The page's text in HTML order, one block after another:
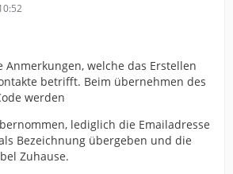
Anmerkungen, welche das Erstellen
betrifft. Beim übernehmen des
werden
lediglich die Emailadresse
Bezeichnung übergeben und die
Zuhause.